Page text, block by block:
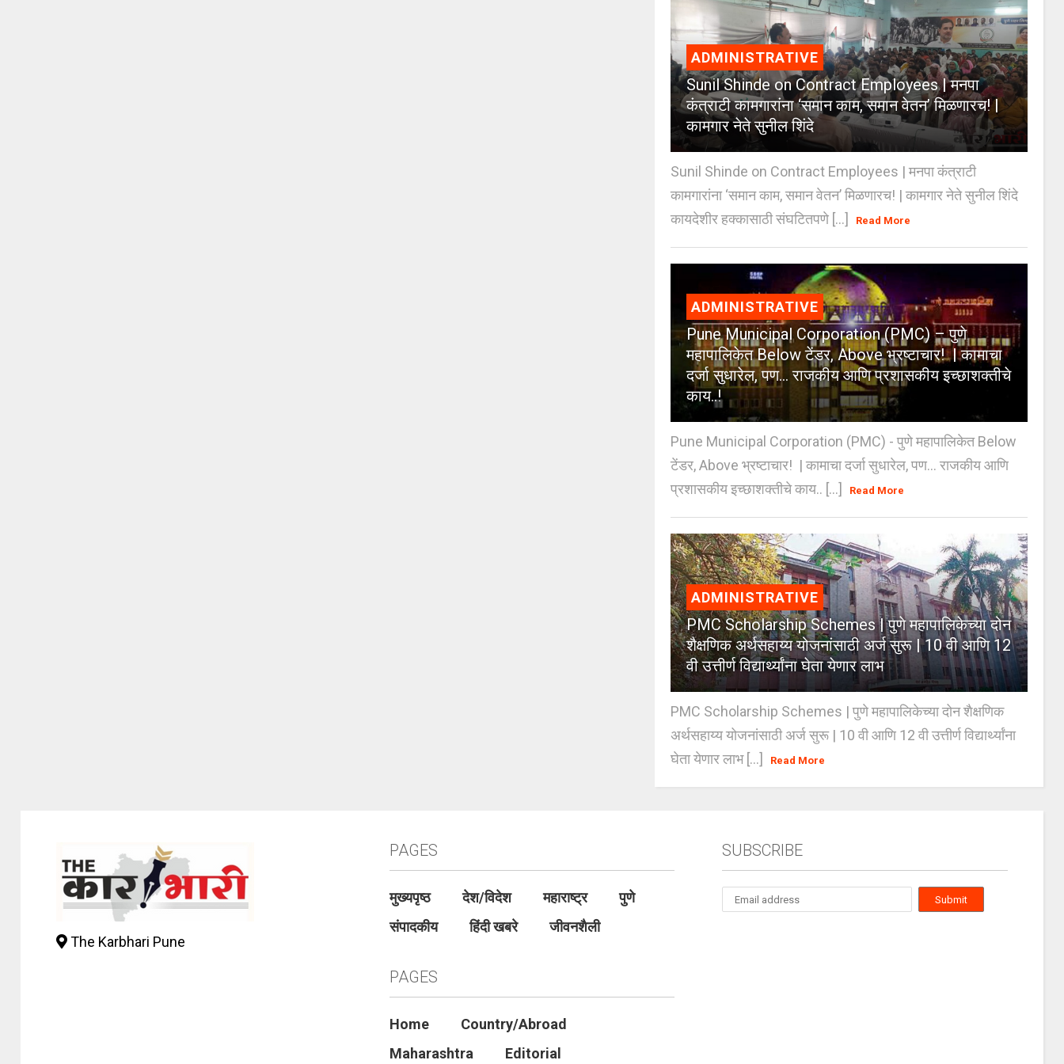
ADMINISTRATIVE
Sunil Shinde on Contract Employees | मनपा
कंत्राटी कामगारांना ‘समान काम, समान वेतन’ मिळणारच! |
कामगार नेते सुनील शिंदे
Sunil Shinde on Contract Employees | मनपा कंत्राटी
कामगारांना ‘समान काम, समान वेतन’ मिळणारच! | कामगार नेते सुनील शिंदे
कायदेशीर हक्कासाठी संघटितपणे [...]
Read More
ADMINISTRATIVE
Pune Municipal Corporation (PMC) – पुणे
महापालिकेत Below टेंडर, Above भ्रष्टाचार! | कामाचा
दर्जा सुधारेल, पण… राजकीय आणि प्रशासकीय इच्छाशक्तीचे
काय..!
Pune Municipal Corporation (PMC) - पुणे महापालिकेत Below
टेंडर, Above भ्रष्टाचार! | कामाचा दर्जा सुधारेल, पण… राजकीय आणि
प्रशासकीय इच्छाशक्तीचे काय.. [...]
Read More
ADMINISTRATIVE
PMC Scholarship Schemes | पुणे महापालिकेच्या दोन
शैक्षणिक अर्थसहाय्य योजनांसाठी अर्ज सुरू | 10 वी आणि 12
वी उत्तीर्ण विद्यार्थ्यांना घेता येणार लाभ
PMC Scholarship Schemes | पुणे महापालिकेच्या दोन शैक्षणिक
अर्थसहाय्य योजनांसाठी अर्ज सुरू | 10 वी आणि 12 वी उत्तीर्ण विद्यार्थ्यांना
घेता येणार लाभ [...]
Read More
The Karbhari Pune
PAGES
मुख्यपृष्ठ देश/विदेश महाराष्ट्र
पुणे
संपादकीय
हिंदी खबरे जीवनशैली
PAGES
Home
Country/Abroad
Maharashtra
Editorial
SUBSCRIBE